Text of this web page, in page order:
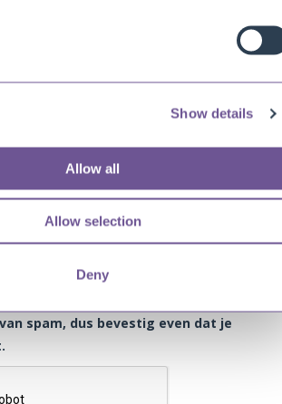
Show details
Allow all
Allow selection
Deny
spam, dus bevestig even dat je